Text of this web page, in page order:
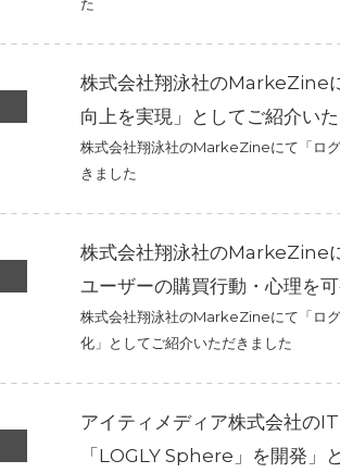
株式会社翔泳社のMarkeZine
向上を実現」としてご紹介い
株式会社翔泳社のMarkeZineにて「ロ
きました
株式会社翔泳社のMarkeZine
ユーザーの購買行動・心理を
株式会社翔泳社のMarkeZineにて「ロ
化」としてご紹介いただきました
アイティメディア株式会社の
「LOGLY Sphere」を開発」